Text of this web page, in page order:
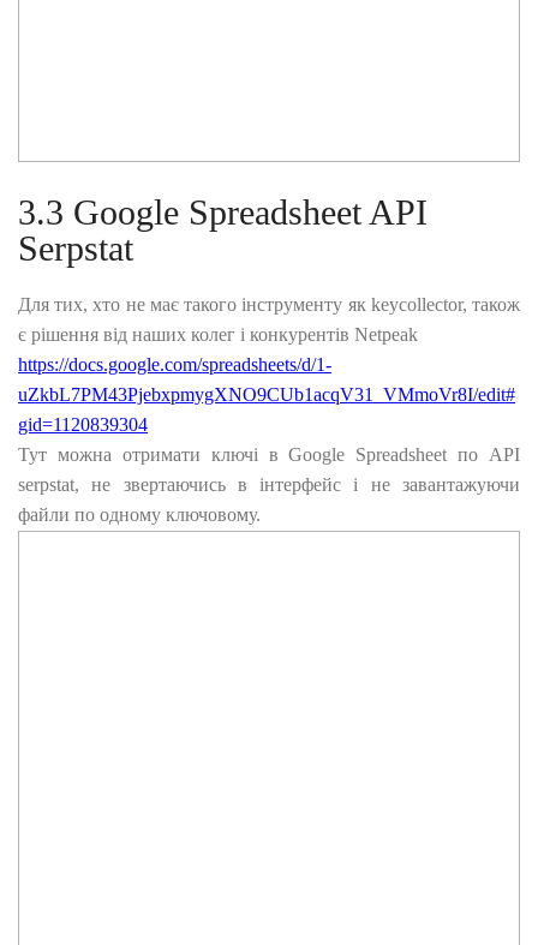
3.3 Google Spreadsheet API
Serpstat
Для тих, хто не має такого інструменту як keycollector, також
є рішення від наших колег і конкурентів Netpeak
https://docs.google.com/spreadsheets/d/1-
uZkbL7PM43PjebxpmygXNO9CUb1acqV31_VMmoVr8I/edit#
gid=1120839304
Тут можна отримати ключі в Google Spreadsheet по API
serpstat, не звертаючись в інтерфейс і не завантажуючи
файли по одному ключовому.